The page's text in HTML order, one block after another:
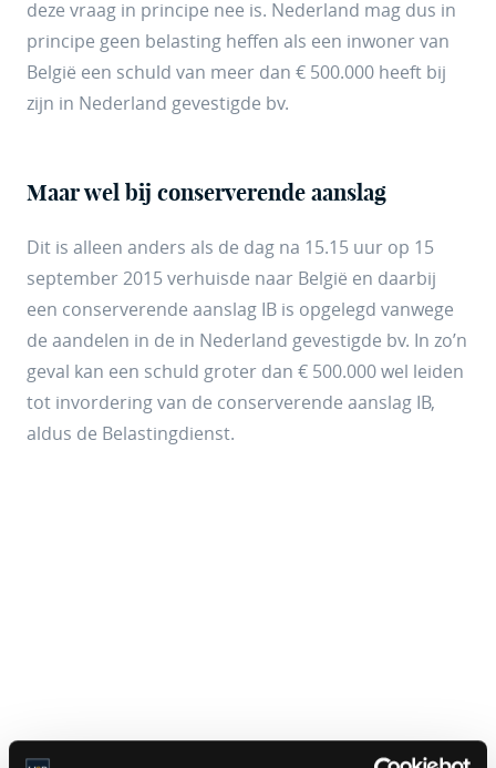
deze vraag in principe nee is. Nederland mag dus in
principe geen belasting heffen als een inwoner van
België een schuld van meer dan € 500.000 heeft bij
zijn in Nederland gevestigde bv.
Maar wel bij conserverende aanslag
Dit is alleen anders als de dag na 15.15 uur op 15
september 2015 verhuisde naar België en daarbij
een conserverende aanslag IB is opgelegd vanwege
de aandelen in de in Nederland gevestigde bv. In zo’n
geval kan een schuld groter dan € 500.000 wel leiden
tot invordering van de conserverende aanslag IB,
aldus de Belastingdienst.